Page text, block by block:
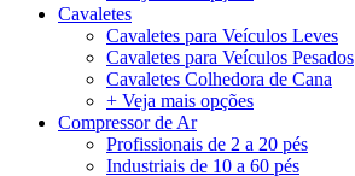
Cavaletes
Cavaletes para Veículos Leves
Cavaletes para Veículos Pesados
Cavaletes Colhedora de Cana
+ Veja mais opções
Compressor de Ar
Profissionais de 2 a 20 pés
Industriais de 10 a 60 pés